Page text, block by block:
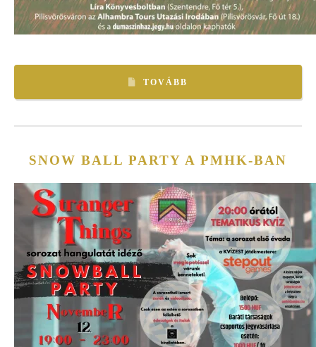
TOVÁBB
SNOW BALL PARTY A PMHK-BAN